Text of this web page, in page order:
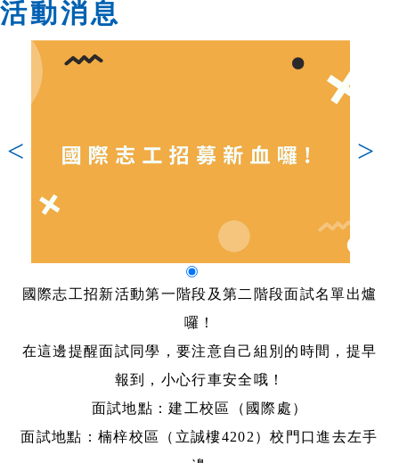
活動消息
< >
國際志工招新活動第一階段及第二階段面試名單出爐
囉！
在這邊提醒面試同學，要注意自己組別的時間，提早
報到，小心行車安全哦！
面試地點：建工校區（國際處）
面試地點：楠梓校區（立誠樓4202）校門口進去左手